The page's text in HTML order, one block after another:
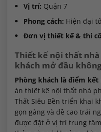
Vị trí: Quận 7
Phong cách: Hiện đại
Đơn vị thiết kế & thi
Thiết kế nội thất
khách mở đầu
Phòng khách là điểm
án thiết kế nội thất nhà
Thất Siêu Bền triển khai
gọn gàng và đề cao trải
được đặt ở vị trí trung